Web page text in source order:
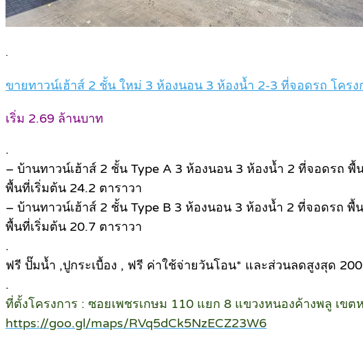
.
ขายทาวน์เฮ้าส์ 2 ชั้น ใหม่ 3 ห้องนอน 3 ห้องน้ำ 2-3 ที่จอดรถ โคร
เริ่ม 2.69 ล้านบาท
.
– บ้านทาวน์เฮ้าส์ 2 ชั้น Type A 3 ห้องนอน 3 ห้องน้ำ 2 ที่จอดรถ พื้
พื้นที่เริ่มต้น 24.2 ตาราวา
– บ้านทาวน์เฮ้าส์ 2 ชั้น Type B 3 ห้องนอน 3 ห้องน้ำ 2 ที่จอดรถ พื้
พื้นที่เริ่มต้น 20.7 ตาราวา
.
ฟรี ปั๊มน้ำ ,ปูกระเบื้อง , ฟรี ค่าใช้จ่ายวันโอน* และส่วนลดสูงสุด
.
ที่ตั้งโครงการ : ซอยเพชรเกษม 110 แยก 8 แขวงหนองค้างพลู เข
https://goo.gl/maps/RVq5dCk5NzECZ23W6